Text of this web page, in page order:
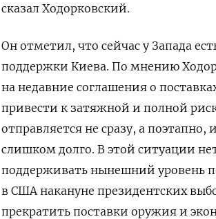
сказал Ходорковский.
Он отметил, что сейчас у Запада
поддержки Киева. По мнению
на недавние соглашения о
привести к затяжной и полной
отправляется не сразу, а поэтапно,
слишком долго. В этой ситуации
поддерживать нынешний уровень
в США накануне президентских
прекратить поставки оружия и